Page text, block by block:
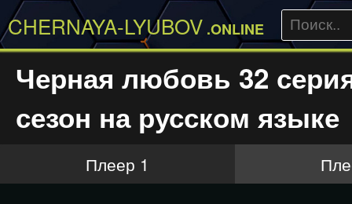
CHERNAYA-LYUBOV .ONLINE
Черная любовь 32
сезон на русском языке
Плеер 1